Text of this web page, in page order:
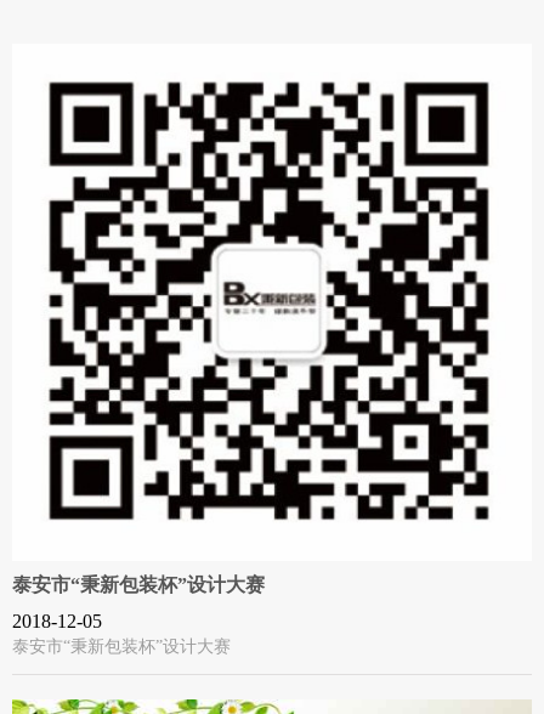
泰安市“秉新包装杯”设计大赛
2018-12-05
泰安市“秉新包装杯”设计大赛